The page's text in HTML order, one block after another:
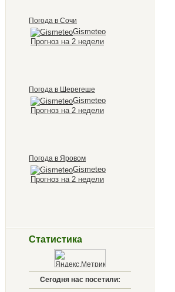
Погода в Сочи
Gismeteo
Прогноз на 2 недели
Погода в Шерегеше
Gismeteo
Прогноз на 2 недели
Погода в Яровом
Gismeteo
Прогноз на 2 недели
Статистика
Сегодня нас посетили: